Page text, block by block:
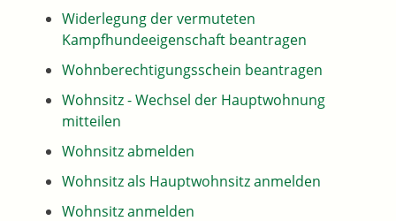
Widerlegung der vermuteten
Kampfhundeeigenschaft beantragen
Wohnberechtigungsschein beantragen
Wohnsitz - Wechsel der Hauptwohnung
mitteilen
Wohnsitz abmelden
Wohnsitz als Hauptwohnsitz anmelden
Wohnsitz anmelden